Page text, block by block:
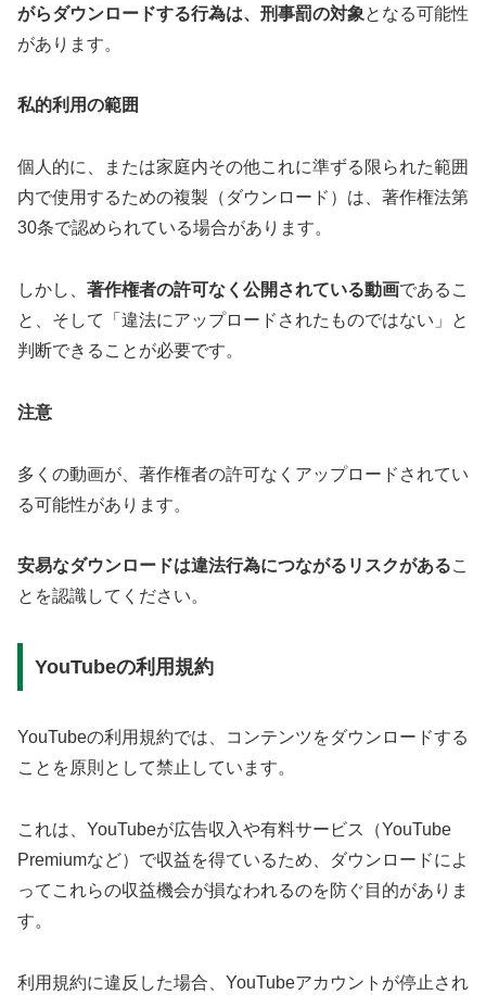
がらダウンロードする行為は、刑事罰の対象となる可能性
があります。
私的利用の範囲
個人的に、または家庭内その他これに準ずる限られた範囲
内で使用するための複製（ダウンロード）は、著作権法第
30条で認められている場合があります。
しかし、 著作権者の許可なく公開されている動画であるこ
と、そして「違法にアップロードされたものではない」と
判断できることが必要です。
注意
多くの動画が、著作権者の許可なくアップロードされてい
る可能性があります。
安易なダウンロードは違法行為につながるリスクがあるこ
とを認識してください。
YouTubeの利用規約
YouTubeの利用規約では、コンテンツをダウンロードする
ことを原則として禁止しています。
これは、YouTubeが広告収入や有料サービス（YouTube
Premiumなど）で収益を得ているため、ダウンロードによ
ってこれらの収益機会が損なわれるのを防ぐ目的がありま
す。
利用規約に違反した場合、YouTubeアカウントが停止され